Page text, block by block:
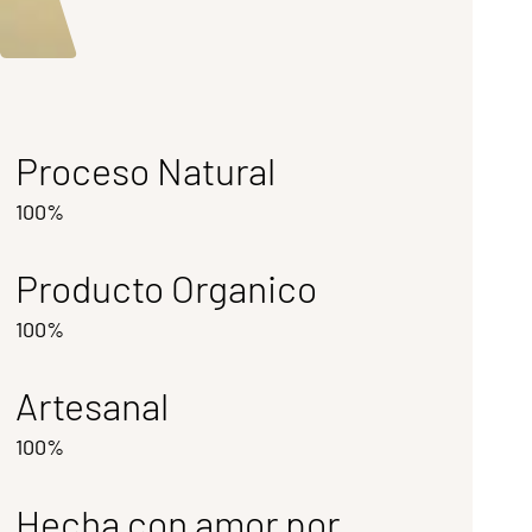
Proceso Natural
100%
Producto Organico
100%
Artesanal
100%
Hecha con amor por